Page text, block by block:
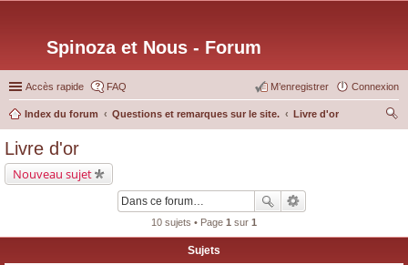
Spinoza et Nous - Forum
Accès rapide FAQ Connexion
M’enregistrer
Index du forum Questions et remarques sur le site.
Livre d'or
Livre d'or
Nouveau sujet
10 sujets • Page 1 sur 1
Sujets